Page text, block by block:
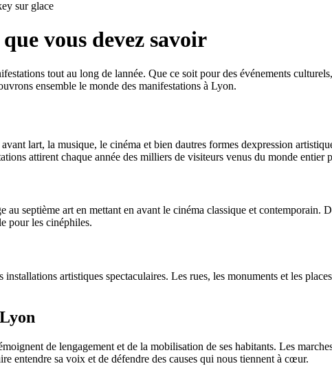
sur glace
vous devez savoir
tout au long de lannée. Que ce soit pour des événements
ensemble le monde des manifestations à Lyon.
lart, la musique, le cinéma et bien dautres formes dexpression
attirent chaque année des milliers de visiteurs venus du monde entier
septième art en mettant en avant le cinéma classique et contemporain.
pour les cinéphiles.
artistiques spectaculaires. Les rues, les monuments et les
de lengagement et de la mobilisation de ses habitants. Les
entendre sa voix et de défendre des causes qui nous tiennent à cœur.